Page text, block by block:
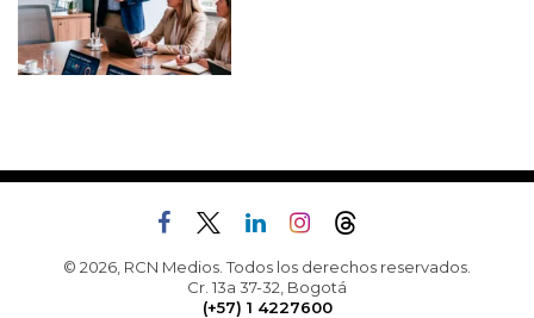
© 2026, RCN Medios. Todos los derechos reservados.
Cr. 13a 37-32, Bogotá
(+57) 1 4227600